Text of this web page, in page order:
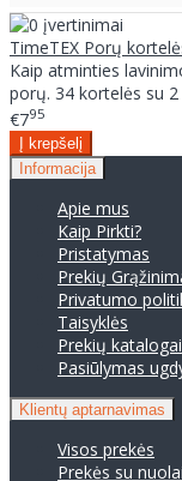
TimeTEX Porų
Kaip atminties
porų. 34 kortelės su
€795
Informacija
Apie mus
Kaip Pirkti?
Pristatymas
Prekių
Privatumo
Taisyklės
Prekių katalogai
Pasiūlymas
Klientų aptarnavimas
Visos prekės
Prekės su